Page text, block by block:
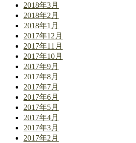
2018年3月
2018年2月
2018年1月
2017年12月
2017年11月
2017年10月
2017年9月
2017年8月
2017年7月
2017年6月
2017年5月
2017年4月
2017年3月
2017年2月